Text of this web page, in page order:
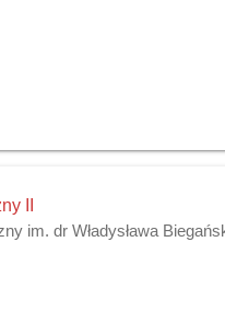
II
im. dr Władysława